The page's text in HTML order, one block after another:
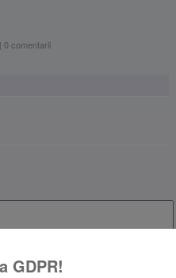
GDPR!
| 0comentarii